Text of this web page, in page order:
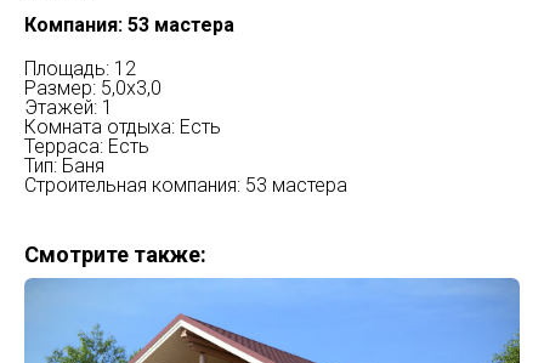
Компания: 53 мастера
Площадь: 12
Размер: 5,0х3,0
Этажей: 1
Комната отдыха: Есть
Терраса: Есть
Тип: Баня
Строительная компания: 53 мастера
Смотрите также: